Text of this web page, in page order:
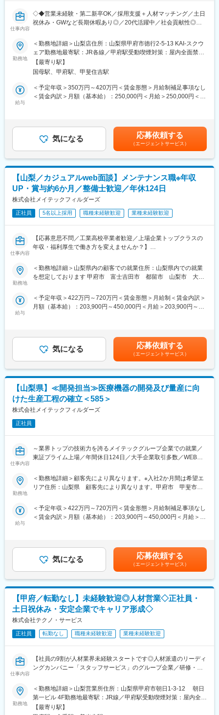
ます。
会などのイベントも沢山あるので、
社員同士も交流を深めることが出来、相談しやすい職場環境と
なっております。
仕事内容
◇◆営業未経験・第二新卒OK／採用支援＋人材マッチング／土日
祝休み・GWなど長期休暇あり◎／20代活躍中／社会貢献性◎／
人材コーディネーターとして、お仕事を探している求職者と、人
材を探している企業をつなぐお仕事をお任せします。
綜合キャリアオプションにて、人材派遣・紹介事業に携わってい
ただきます。
グループの売り上げを牽引するコア事業です。
◆紹介予定派遣 など
【業務内容】
※慣れてきたら、グループ内のサービスを絡めたコンサルティング
提案も行います。
チーム制やプロジェクト制度により、入社歴に関係なく活躍でき
ます。
（1）フラットな社風
ます。それにより社員の自立性ある行動を促し、意志決定のスピ
ードや手法の変化にも対応できる機動的な組織体制を作り上げて
（2）チーム制
（3）プロジェクト制度
支店をまたいたプロジェクト制度も盛んです。新規開拓や稼働推
【入社後の体制】
2か月の研修を経て、3～6か月でひとり立ちが目安です。
◎パソコンでの研修+担当上司制 安心のサポート体制です！
◎ひとり立ち後も担当上司が細やかにサポートします♪
変更の範囲：会社の定める業務
勤務地
＜勤務地詳細＞山梨店住所：山梨県甲府市徳行2-5-13 KAI-スクウ
ェア勤務地最寄駅：JR各線／甲府駅受動喫煙対策：屋内全面禁煙
変更の範囲：会社の定める事業所
【最寄り駅】
国母駅、甲府駅、甲斐住吉駅
給与
＜予定年収＞350万円～420万円＜賃金形態＞月給制補足事項なし
＜賃金内訳＞月額（基本給）：250,000円＜月給＞250,000円＜昇
3年目：600万円（メンバー）入社6年目：750万円（サブリーダ
ー）入社8年目：880万円（マネージャー）賃金はあくまでも目安
の金額であり、選考を通じて上下する可能性があります。月給(月
額)は固定手当を含めた表記です。
気になる 応募依頼する
（エージェントサービス）
【山梨／カジュアルweb面談】メンテナンス職※年収
UP・賞与約6か月／整備士歓迎／年休124日
株式会社メイテックフィルダーズ
正社員 5名以上採用 職種未経験歓迎 業種未経験歓迎
仕事内容
【応募意思不問／工業高校卒業者歓迎／上場企業トップクラスの
年収・福利厚生で働き方を変えませんか？】
談、同社についてなどカジュアルにお話できる場となっていま
す。服装も自由です。お気軽に御応募ください
■業務内容：
ナンスを行っていただきます。日々のメンテナンスがメイン業務
で案件を選別を行っていますので、サービス残業がないことはも
・医療用機器（MRI、CT、X線装置等）の据え付け・調整、保
守・メンテナンス業務
・自動倉庫等の物流システム全般の保守・メンテナンス業務
・電気設備、電気製品（遮断器、電動機）の点検・調整・整備業
務
上記のメンテナンスが未経験の方も多数ご活躍されています
計）
◎年収100万円UPでのご入社実績も多数
◎充実の研修制度：社員一人あたりの年間研修費・日本の企業で
■入社後の研修・フォロー体制：
【社員一人当たりの1年間の研修費第5位】
結果が、「離職率：約7％（製造業平均約12％）」という実績に
表れています。研修センターは厚木、名古屋をはじめとして全国
営業担当と密に連絡を取る体制はもちろん、配属は既存先が中心
のため、すでに同社のエンジニアが在籍していることが多いです
【社内保有案件が可視化＆チャレンジ可能】
同社はエンジニアに全国の保有案件を可視化しています。自身の
スキルを登録し、携わりたい案件のマッチング度合いを確認でき
ます。足りないスキルは研修にて取得するなどの環境が整ってい
ます
変更の範囲：会社の定める業務
勤務地
＜勤務地詳細＞山梨県内の顧客での就業住所：山梨県内での就業
を想定しております 甲府市 富士吉田市 都留市 山梨市 大月
る各部署及び各拠点等、当社の定める場所（詳細は就業条件明示
書に記載）
給与
＜予定年収＞422万円～720万円＜賃金形態＞月給制＜賃金内訳＞
月額（基本給）：203,900円～450,000円＜月給＞203,900円～
その他手当）521万円／35歳（月給29万8705円＋賞与＋その他手
当）436万円／25歳（月給25万8220円＋賞与＋その他手当）賃金
はあくまでも目安の金額であり、選考を通じて上下する可能性が
あります。月給(月額)は固定手当を含めた表記です。
気になる 応募依頼する
（エージェントサービス）
【山梨県】≪開発担当≫医療機器の開発及び量産に向
けた生産工程の確立＜585＞
株式会社メイテックフィルダーズ
正社員
仕事内容
～業界トップの技術力を誇るメイテックグループ企業での就業／
東証プライム上場／年間休日124日／大手企業取引多数／WEB面
●上場企業及び優良中堅企業 約1,300社と取引あり◎
●生産管理、歩留まり改善、設備管理、改善など
■業務内容：
◎チーム構成：各チーム50名程度
◎ポジション：開発担当
【変更の範囲：会社の定める業務】
■魅力ポイント：
・大手医療機器メーカーの製品開発に携わることができます。
・当社社員が12名就業中の為、先輩エンジニアからのサポートも
しっかりしています。
■当社について：
さまざまなモノづくりを行う企業に、エンジニアの高度な技術力
を提供しています。
＜事業詳細＞
特に得意としている領域は、設計開発～評価試験までの製品開発
におけるミドルレンジと言われる領域を強みとしております。近
年はAIやIoTなどの技術革新が進んでおり、社会におけるエンジニ
勤務地
＜勤務地詳細＞顧客先により異なります。※入社2か月間は希望エ
リア住所：山梨県 顧客先により異なります。甲府市 甲斐市
能場所あり変更の範囲：当社における各部署及び各拠点等、当社
の定める場所（詳細は就業条件明示書に記載）
給与
＜予定年収＞422万円～720万円＜賃金形態＞月給制補足事項なし
＜賃金内訳＞月額（基本給）：203,900円～450,000円＜月給＞
を通じて上下する可能性があります。月給(月額)は固定手当を含め
た表記です。気になる 応募依頼する
（エージェントサービス）
【甲府／転勤なし】未経験歓迎◎人材営業◇正社員・
土日祝休み・安定企業でキャリア形成◇
株式会社テクノ・サービス
正社員 転勤なし 職種未経験歓迎 業種未経験歓迎
仕事内容
【社員の9割が人材業界未経験スタートです◎人材派遣のリーディ
ングカンパニー「スタッフサービス」のグループ企業／研修・フ
祝休み／フレックス勤務可／育休産休制度充実】
製造・物流分野における中小から大手企業までの派遣を手掛けて
いる当社にて、下記業務をお任せします。
勤務地
＜勤務地詳細＞山梨営業所住所：山梨県甲府市朝日1-3-12 朝日
第一ビル 4F勤務地最寄駅：JR線／甲府駅受動喫煙対策：屋内全面
禁煙変更の範囲：会社の定める事業所
【最寄り駅】